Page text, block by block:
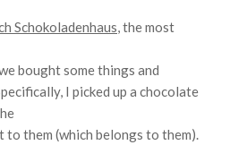
Schokoladenhaus, the most
bought some things and
I picked up a chocolate
them (which belongs to them).